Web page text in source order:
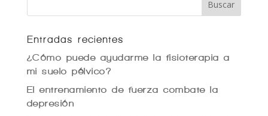
Entradas recientes
¿Cómo puede ayudarme la fisioterapia a
mi suelo pélvico?
El entrenamiento de fuerza combate la
depresión